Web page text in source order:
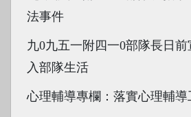
法事件
九0九五一附四一0部隊長日
入部隊生活
心理輔導專欄：落實心理輔導